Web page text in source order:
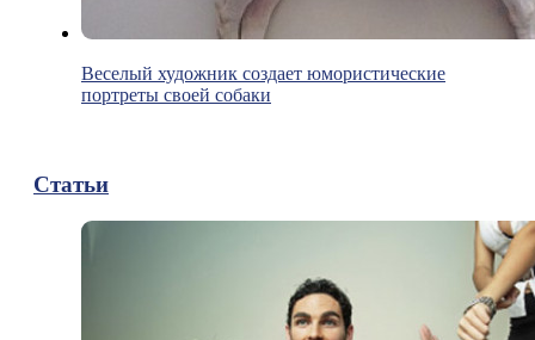
Веселый художник создает юмористические
портреты своей собаки
Статьи